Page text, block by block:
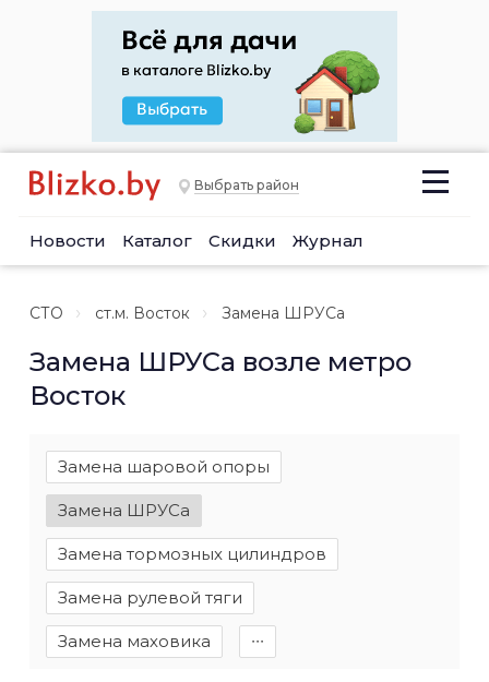
Выбрать район
Новости Каталог Скидки Журнал
СТО ст.м. Восток Замена ШРУСа
Замена ШРУСа возле метро
Восток
Замена шаровой опоры
Замена ШРУСа
Замена тормозных цилиндров
Замена рулевой тяги
Замена маховика ∙∙∙